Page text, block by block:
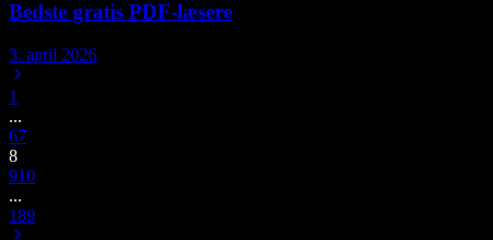
Bedste gratis PDF-læsere
3. april 2026
1
...
67
8
910
...
189